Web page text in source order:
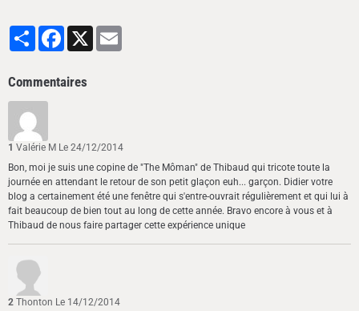
PartagerFacebook
Commentaires
1 Valérie M Le 24/12/2014
Bon, moi je suis une copine de "The Môman" de Thibaud qui tricote toute la
journée en attendant le retour de son petit glaçon euh... garçon. Didier votre
blog a certainement été une fenêtre qui s'entre-ouvrait régulièrement et qui lui à
fait beaucoup de bien tout au long de cette année. Bravo encore à vous et à
Thibaud de nous faire partager cette expérience unique
2 Thonton Le 14/12/2014